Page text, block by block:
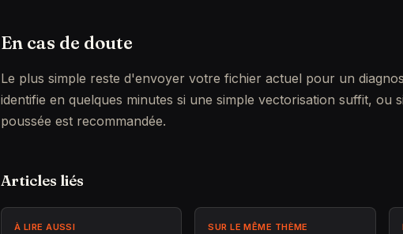
En cas de doute
Le plus simple reste d'envoyer votre fichier actuel pour un
identifie en quelques minutes si une simple vectorisation suffit, ou
poussée est recommandée.
Articles liés
À LIRE AUSSI SUR LE MÊME THÈME